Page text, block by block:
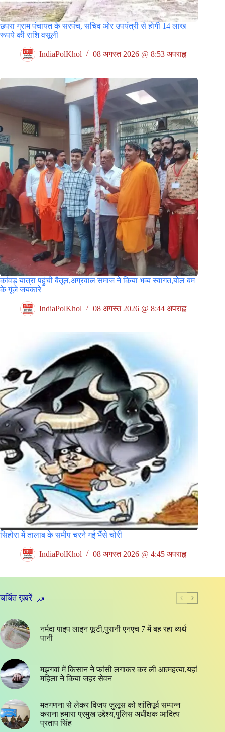
छपरा ग्राम पंचायत के सरपंच, सचिव ओर उपयंत्री से होगी 14 लाख
रूपये की राशि वसूली
IndiaPolKhol 08 अगस्त 2026 @ 8:53 अपराह्न
कांवड़ यात्रा पहुंची बैतूल,अग्रवाल समाज ने किया भव्य स्वागत,बोल बम
के गूंजे जयकारे
IndiaPolKhol 08 अगस्त 2026 @ 8:44 अपराह्न
सिहोरा में तालाब के समीप चरने गई भैंसे चोरी
IndiaPolKhol 08 अगस्त 2026 @ 4:45 अपराह्न
चर्चित ख़बरें
नर्मदा पाइप लाइन फूटी,पुरानी एनएच 7 में बह रहा व्यर्थ
पानी
मझगवां में किसान ने फांसी लगाकर कर ली आत्महत्या,यहां
महिला ने किया जहर सेवन
मतगणना से लेकर विजय जुलूस को शांतिपूर्व सम्पन्न
कराना हमारा प्रमुख उद्देश्य,पुलिस अधीक्षक आदित्य
प्रताप सिंह